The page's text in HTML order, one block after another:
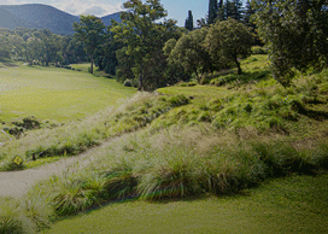
en Colombia con
la Espriella y asistió
presidencial